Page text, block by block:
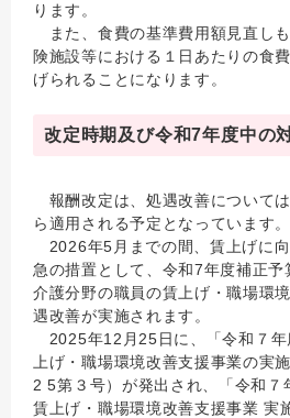
ります。
また、食費の基準費用額見直し
険施設等における１日あたりの食
げられることになります。
改定時期及び令和7年度中の
報酬改定は、処遇改善について
ら適用される予定となっています。
2026年5月までの間、賃上げに
急の措置として、令和7年度補正
介護分野の職員の賃上げ・職場環
遇改善が実施されます。
2025年12月25日に、「令和７年
上げ・職場環境改善支援事業の実
2 5第３号）が発出され、「令和７
賃上げ・職場環境改善支援事業 実